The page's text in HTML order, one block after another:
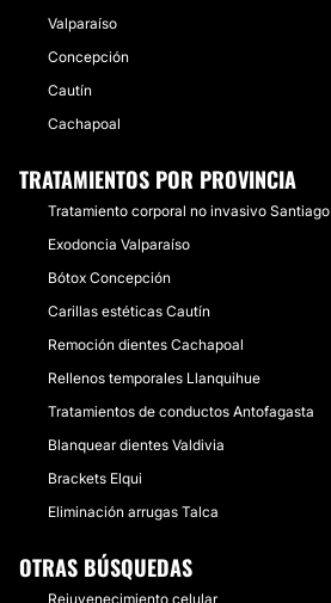
Valparaíso
Concepción
Cautín
Cachapoal
TRATAMIENTOS POR PROVINCIA
Tratamiento corporal no invasivo Santiago
Exodoncia Valparaíso
Bótox Concepción
Carillas estéticas Cautín
Remoción dientes Cachapoal
Rellenos temporales Llanquihue
Tratamientos de conductos Antofagasta
Blanquear dientes Valdivia
Brackets Elqui
Eliminación arrugas Talca
OTRAS BÚSQUEDAS
Rejuvenecimiento celular